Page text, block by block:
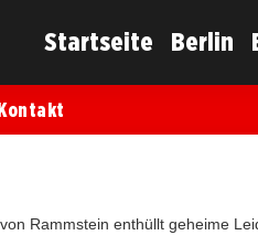
Startseite Berlin
Rammstein enthüllt geheime